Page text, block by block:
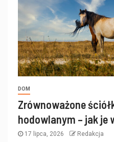
DOM
Zrównoważone
hodowlanym – jak je
17 lipca, 2026 Redakcja